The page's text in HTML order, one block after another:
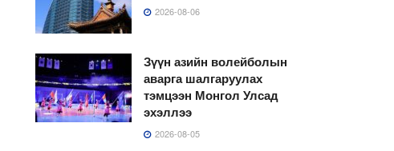
2026-08-06
Зүүн азийн волейболын
аварга шалгаруулах
тэмцээн Монгол Улсад
эхэллээ
2026-08-05